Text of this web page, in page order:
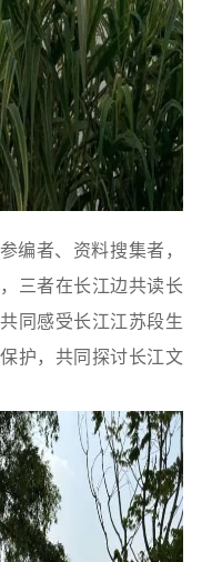
编者、资料搜集者，
三者在长江边共读长
同感受长江江苏段生
护，共同探讨长江文